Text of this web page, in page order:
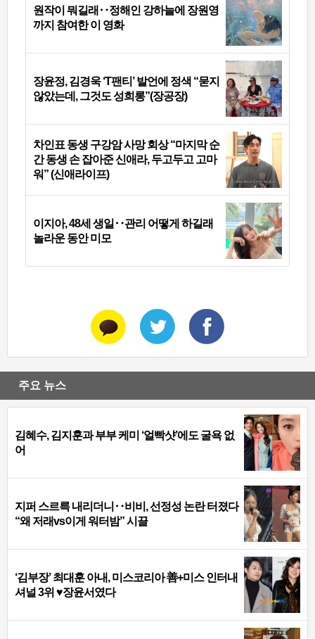
원작이 뭐길래‥정해인 강하늘에 장원영
까지 참여한 이 영화
장윤정, 김경욱 ‘T팬티’ 발언에 정색 “묻지
않았는데, 그것도 성희롱”(장공장)
차인표 동생 구강암 사망 회상 “마지막 순
간 동생 손 잡아준 신애라, 두고두고 고마
워” (신애라이프)
이지아, 48세 생일‥관리 어떻게 하길래
놀라운 동안 미모
주요 뉴스
김혜수, 김지훈과 부부 케미 ‘얼빡샷’에도 굴욕 없
어
지퍼 스르륵 내리더니‥비비, 선정성 논란 터졌다
“왜 저래vs이게 워터밤” 시끌
‘김부장’ 최대훈 아내, 미스코리아 善+미스 인터내
셔널 3위 ♥장윤서였다